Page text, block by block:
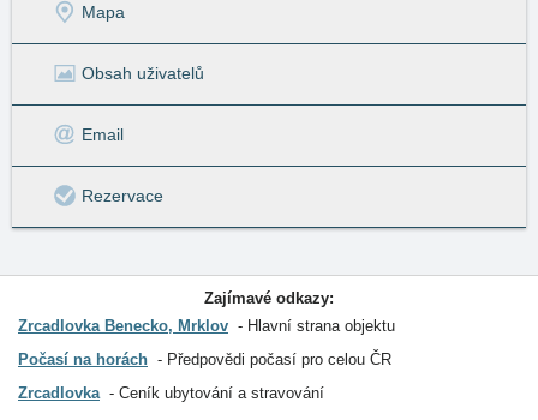
Mapa
Obsah uživatelů
Email
Rezervace
Zajímavé odkazy:
Zrcadlovka Benecko, Mrklov
Hlavní strana objektu
Počasí na horách
Předpovědi počasí pro celou ČR
Zrcadlovka
Ceník ubytování a stravování